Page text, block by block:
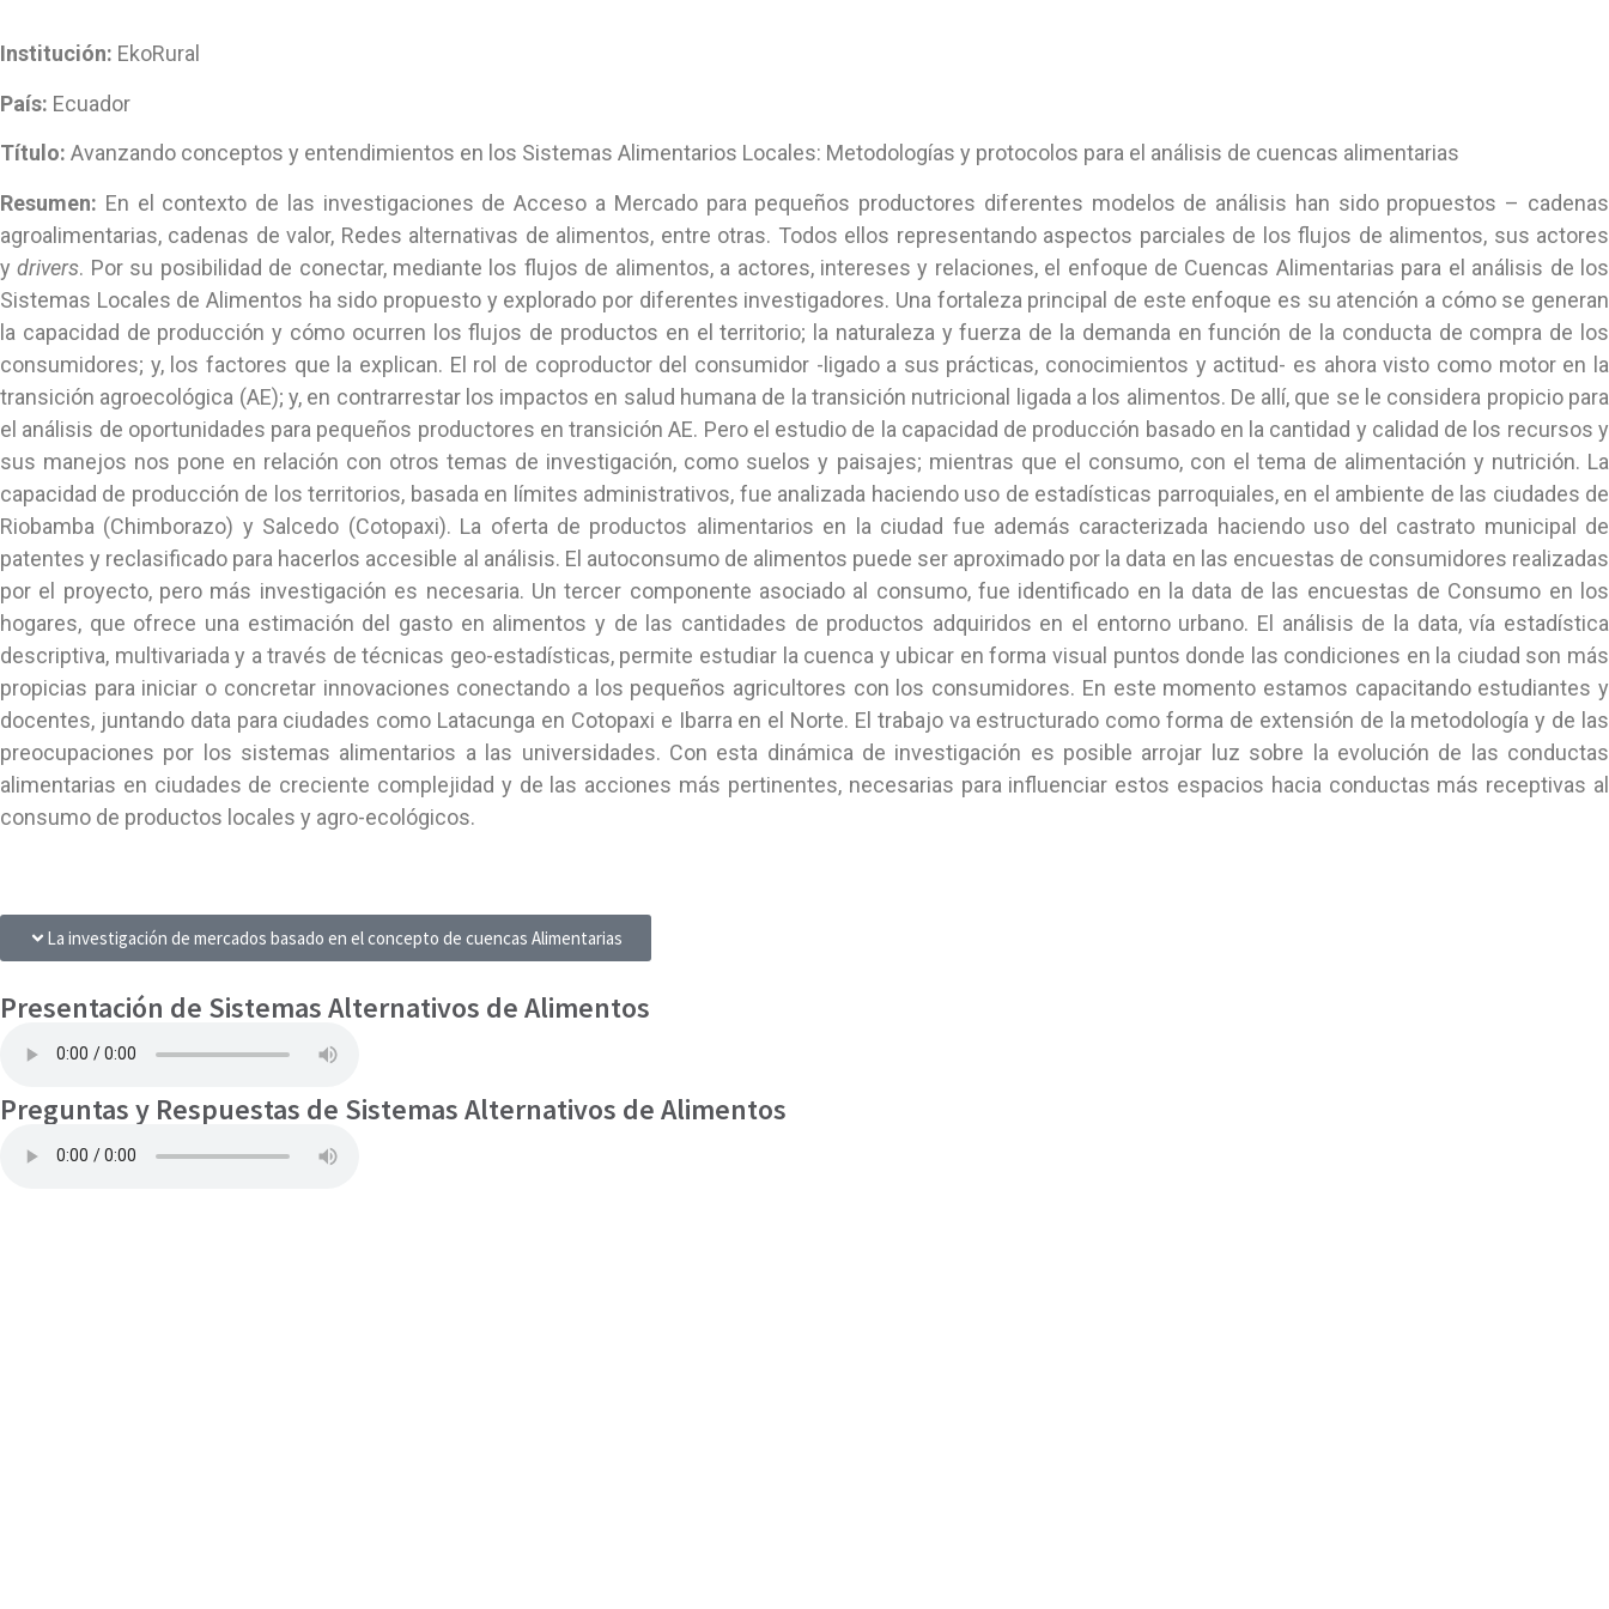
Institución: EkoRural
País: Ecuador
Título: Avanzando conceptos y entendimientos en los Sistemas Alimentarios Locales: Metodologías y protocolos para el análisis de cuencas alimentarias
Resumen: En el contexto de las investigaciones de Acceso a Mercado para pequeños productores diferentes modelos de análisis han sido propuestos – cadenas
agroalimentarias, cadenas de valor, Redes alternativas de alimentos, entre otras. Todos ellos representando aspectos parciales de los flujos de alimentos, sus actores
ydrivers. Por su posibilidad de conectar, mediante los flujos de alimentos, a actores, intereses y relaciones, el enfoque de Cuencas Alimentarias para el análisis de los
Sistemas Locales de Alimentos ha sido propuesto y explorado por diferentes investigadores. Una fortaleza principal de este enfoque es su atención a cómo se generan
la capacidad de producción y cómo ocurren los flujos de productos en el territorio; la naturaleza y fuerza de la demanda en función de la conducta de compra de los
consumidores; y, los factores que la explican. El rol de coproductor del consumidor -ligado a sus prácticas, conocimientos y actitud- es ahora visto como motor en la
transición agroecológica (AE); y, en contrarrestar los impactos en salud humana de la transición nutricional ligada a los alimentos. De allí, que se le considera propicio para
el análisis de oportunidades para pequeños productores en transición AE. Pero el estudio de la capacidad de producción basado en la cantidad y calidad de los recursos y
sus manejos nos pone en relación con otros temas de investigación, como suelos y paisajes; mientras que el consumo, con el tema de alimentación y nutrición. La
capacidad de producción de los territorios, basada en límites administrativos, fue analizada haciendo uso de estadísticas parroquiales, en el ambiente de las ciudades de
Riobamba (Chimborazo) y Salcedo (Cotopaxi). La oferta de productos alimentarios en la ciudad fue además caracterizada haciendo uso del castrato municipal de
patentes y reclasificado para hacerlos accesible al análisis. El autoconsumo de alimentos puede ser aproximado por la data en las encuestas de consumidores realizadas
por el proyecto, pero más investigación es necesaria. Un tercer componente asociado al consumo, fue identificado en la data de las encuestas de Consumo en los
hogares, que ofrece una estimación del gasto en alimentos y de las cantidades de productos adquiridos en el entorno urbano. El análisis de la data, vía estadística
descriptiva, multivariada y a través de técnicas geo-estadísticas, permite estudiar la cuenca y ubicar en forma visual puntos donde las condiciones en la ciudad son más
propicias para iniciar o concretar innovaciones conectando a los pequeños agricultores con los consumidores. En este momento estamos capacitando estudiantes y
docentes, juntando data para ciudades como Latacunga en Cotopaxi e Ibarra en el Norte. El trabajo va estructurado como forma de extensión de la metodología y de las
preocupaciones por los sistemas alimentarios a las universidades. Con esta dinámica de investigación es posible arrojar luz sobre la evolución de las conductas
alimentarias en ciudades de creciente complejidad y de las acciones más pertinentes, necesarias para influenciar estos espacios hacia conductas más receptivas al
consumo de productos locales y agro-ecológicos.
La investigación de mercados basado en el concepto de cuencas Alimentarias
Presentación de Sistemas Alternativos de Alimentos
Preguntas y Respuestas de Sistemas Alternativos de Alimentos